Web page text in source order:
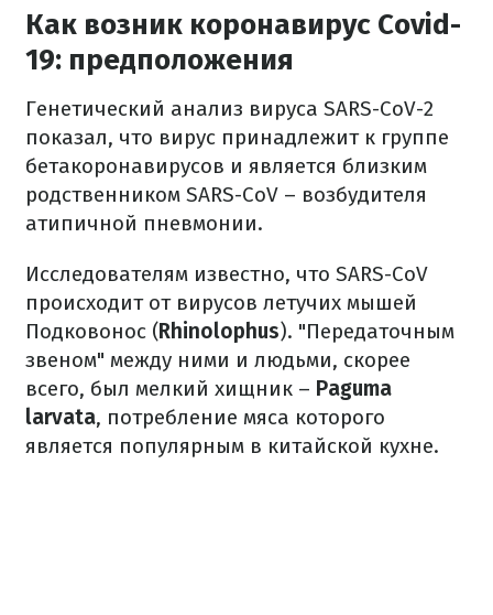
Как возник коронавирус Covid-
19: предположения
Генетический анализ вируса SARS-CoV-2
показал, что вирус принадлежит к группе
бетакоронавирусов и является близким
родственником SARS-CoV – возбудителя
атипичной пневмонии.
Исследователям известно, что SARS-CoV
происходит от вирусов летучих мышей
Подковонос (Rhinolophus). "Передаточным
звеном" между ними и людьми, скорее
всего, был мелкий хищник – Paguma
larvata, потребление мяса которого
является популярным в китайской кухне.